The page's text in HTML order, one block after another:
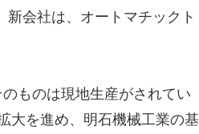
会社は、オートマチックト
ものは現地生産がされてい
大を進め、明石機械工業の基